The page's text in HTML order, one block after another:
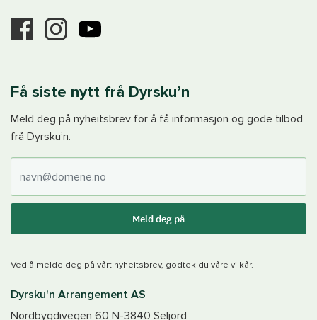
Få siste nytt frå Dyrsku’n
Meld deg på nyheitsbrev for å få informasjon og gode tilbod
frå Dyrsku’n.
Meld deg på
Ved å melde deg på vårt nyheitsbrev, godtek du våre vilkår.
Dyrsku'n Arrangement AS
Nordbygdivegen 60 N-3840 Seljord